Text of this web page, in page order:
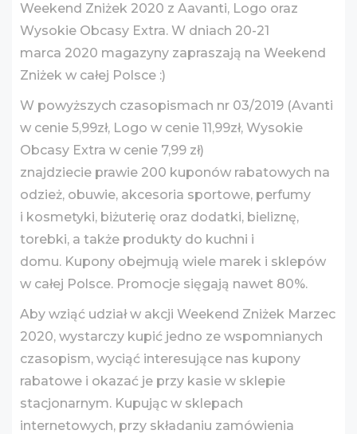
Weekend Zniżek 2020 z Aavanti, Logo oraz
Wysokie Obcasy Extra. W dniach 20-21
marca 2020 magazyny zapraszają na Weekend
Zniżek w całej Polsce :)
W powyższych czasopismach nr 03/2019 (Avanti
w cenie 5,99zł, Logo w cenie 11,99zł, Wysokie
Obcasy Extra w cenie 7,99 zł)
znajdziecie prawie 200 kuponów rabatowych na
odzież, obuwie, akcesoria sportowe, perfumy
i kosmetyki, biżuterię oraz dodatki, bieliznę,
torebki, a także produkty do kuchni i
domu. Kupony obejmują wiele marek i sklepów
w całej Polsce. Promocje sięgają nawet 80%.
Aby wziąć udział w akcji Weekend Zniżek Marzec
2020, wystarczy kupić jedno ze wspomnianych
czasopism, wyciąć interesujące nas kupony
rabatowe i okazać je przy kasie w sklepie
stacjonarnym. Kupując w sklepach
internetowych, przy składaniu zamówienia